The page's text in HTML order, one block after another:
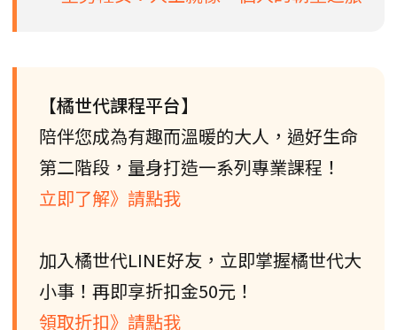
【橘世代課程平台】
陪伴您成為有趣而溫暖的大人，過好生命
第二階段，量身打造一系列專業課程！
立即了解》請點我
加入橘世代LINE好友，立即掌握橘世代大
小事！再即享折扣金50元！
領取折扣》請點我